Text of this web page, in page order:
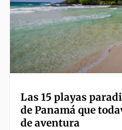
Las 15 playas
de Panamá que
de aventura